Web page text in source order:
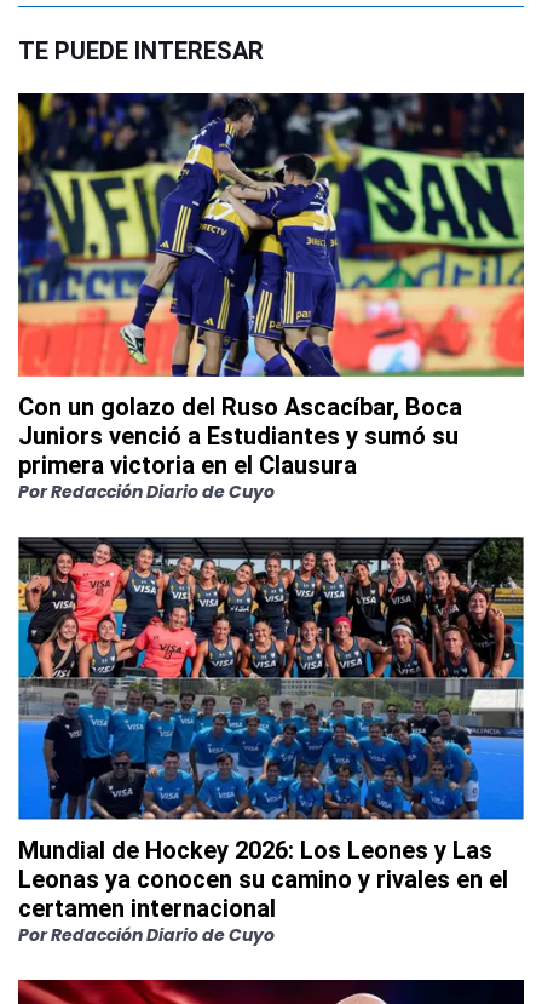
TE PUEDE INTERESAR
Con un golazo del Ruso Ascacíbar, Boca
Juniors venció a Estudiantes y sumó su
primera victoria en el Clausura
PorRedacción Diario de Cuyo
Mundial de Hockey 2026: Los Leones y Las
Leonas ya conocen su camino y rivales en el
certamen internacional
PorRedacción Diario de Cuyo